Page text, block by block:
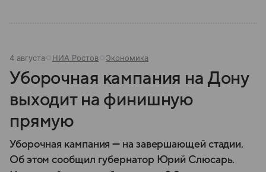
4 августа НИА Ростов Экономика
Уборочная кампания на Дону
выходит на финишную
прямую
Уборочная кампания — на завершающей стадии.
Об этом сообщил губернатор Юрий Слюсарь.